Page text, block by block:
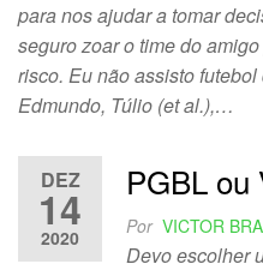
para nos ajudar a tomar
seguro zoar o time do
risco. Eu não assisto
Edmundo, Túlio (et al.),…
DEZ
14
2020
PGBL ou
Por VICTOR
Devo escolher